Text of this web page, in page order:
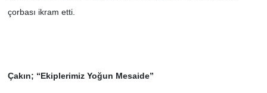
çorbası ikram etti.
Çakın; “Ekiplerimiz Yoğun Mesaide”